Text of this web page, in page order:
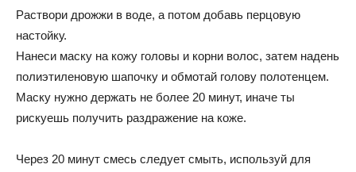
Раствори дрожжи в воде, а потом добавь перцовую
настойку.
Нанеси маску на кожу головы и корни волос, затем надень
полиэтиленовую шапочку и обмотай голову полотенцем.
Маску нужно держать не более 20 минут, иначе ты
рискуешь получить раздражение на коже.
Через 20 минут смесь следует смыть, используй для